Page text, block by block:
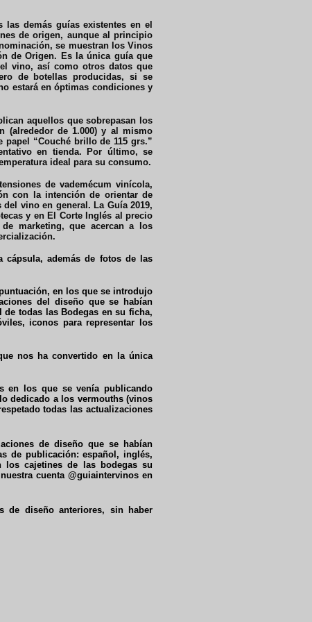
las demás guías existentes en el
de origen, aunque al principio
ón, se muestran los Vinos
n de Origen. Es la única guía que
vino, así como otros datos que
de botellas producidas, si se
estará en óptimas condiciones y
aquellos que sobrepasan los
(alrededor de 1.000) y al mismo
“Couché brillo de 115 grs.”
en tienda. Por último, se
ideal para su consumo.
de vademécum vinícola,
con la intención de orientar de
del vino en general. La Guía 2019,
y en El Corte Inglés al precio
marketing, que acercan a los
además de fotos de las
en los que se introdujo
del diseño que se habían
todas las Bodegas en su ficha,
iconos para representar los
nos ha convertido en la única
en los que se venía publicando
dedicado a los vermouths (vinos
todas las actualizaciones
de diseño que se habían
de publicación: español, inglés,
cajetines de las bodegas su
cuenta @guiaintervinos en
de diseño anteriores, sin haber